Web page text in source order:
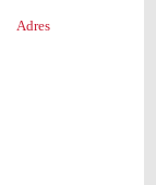
Adres